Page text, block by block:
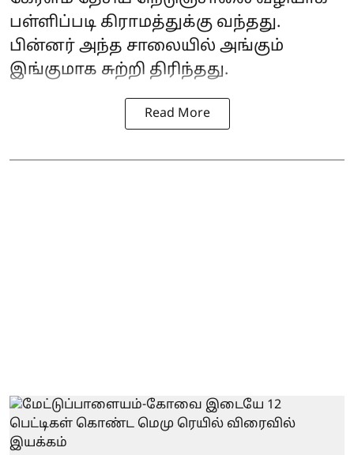
பள்ளிப்படி கிராமத்துக்கு வந்தது.
பின்னர் அந்த சாலையில் அங்கும்
இங்குமாக சுற்றி திரிந்தது.
Read More